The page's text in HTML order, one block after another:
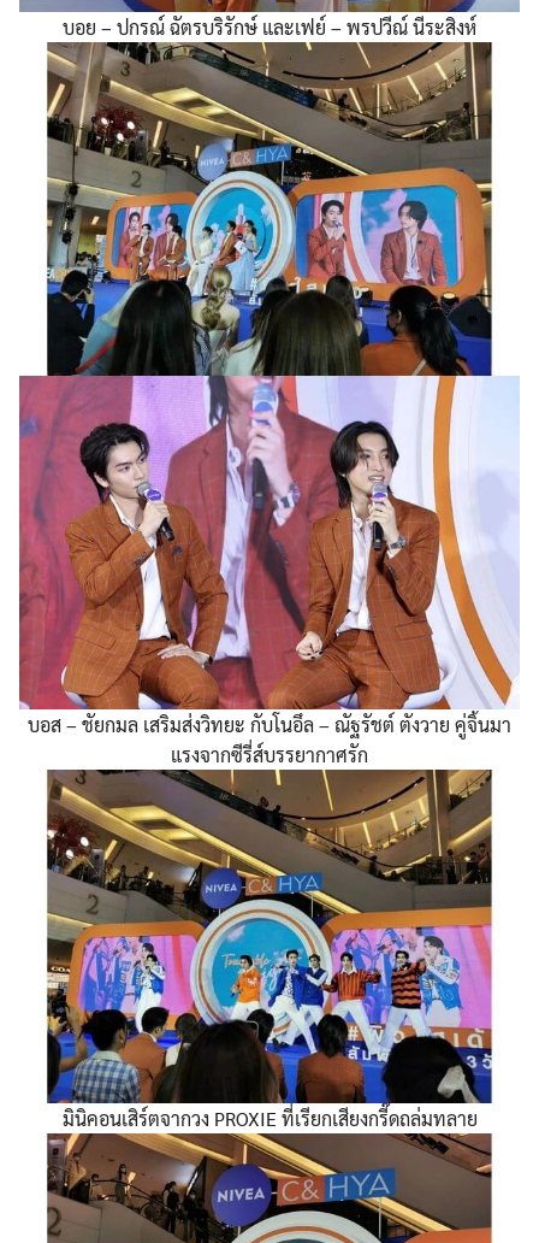
บอย – ปกรณ์ ฉัตรบริรักษ์ และเฟย์ – พรปวีณ์ นีระสิงห์
บอส – ชัยกมล เสริมส่งวิทยะ กับโนอึล – ณัฐรัชต์ ตังวาย คู่จิ้นมา
แรงจากซีรี่ส์บรรยากาศรัก
มินิคอนเสิร์ตจากวง PROXIE ที่เรียกเสียงกรี๊ดถล่มทลาย